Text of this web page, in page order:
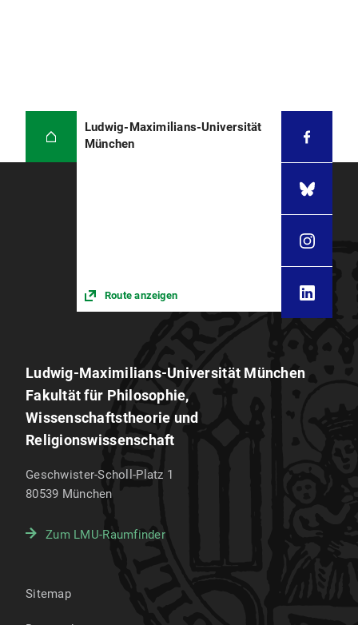
Ludwig-Maximilians-Universität
München
Route anzeigen
Ludwig-Maximilians-Universität München
Fakultät für Philosophie,
Wissenschaftstheorie und
Religionswissenschaft
Geschwister-Scholl-Platz 1
80539 München
Zum LMU-Raumfinder
Sitemap